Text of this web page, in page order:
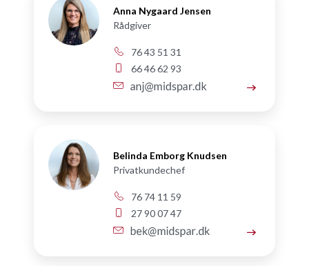
Anna Nygaard Jensen
Rådgiver
76 43 51 31
66 46 62 93
Belinda Emborg Knudsen
Privatkundechef
76 74 11 59
27 90 07 47